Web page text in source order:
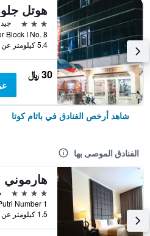
هوتل
3 نجوم
جيد 7.5
5.4 كيلومتر عن وسط المدينة
30 ﷼
شاهد أرخص الفنادق في باتام كوتا
الفنادق الموصى بها
4 نجوم
1.5 كيلومتر عن وسط المدينة